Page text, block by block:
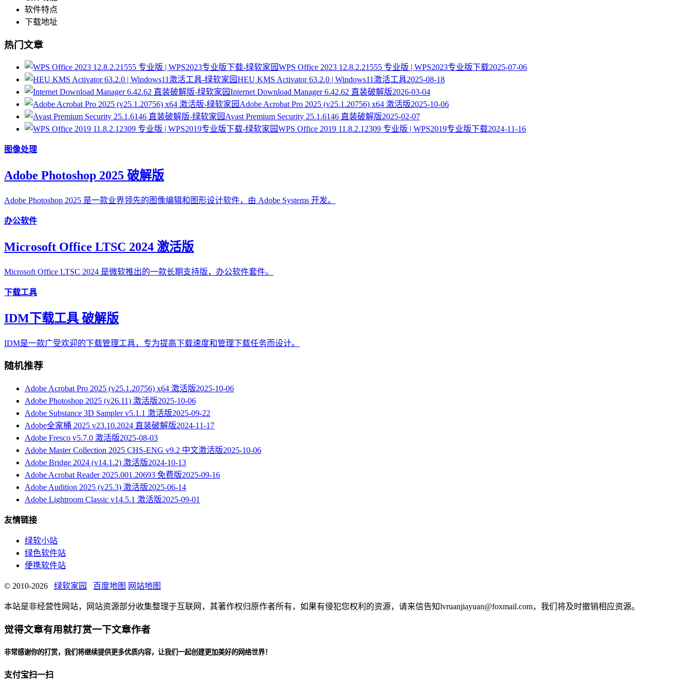
软件特点
下载地址
热门文章
WPS Office 2023 12.8.2.21555 专业版 | WPS2023专业版下载2025-07-06
HEU KMS Activator 63.2.0 | Windows11激活工具2025-08-18
Internet Download Manager 6.42.62 直装破解版2026-03-04
Adobe Acrobat Pro 2025 (v25.1.20756) x64 激活版2025-10-06
Avast Premium Security 25.1.6146 直装破解版2025-02-07
WPS Office 2019 11.8.2.12309 专业版 | WPS2019专业版下载2024-11-16
图像处理
Adobe Photoshop 2025 破解版
Adobe Photoshop 2025 是一款业界领先的图像编辑和图形设计软件，由 Adobe Systems 开发。
办公软件
Microsoft Office LTSC 2024 激活版
Microsoft Office LTSC 2024 是微软推出的一款长期支持版，办公软件套件。
下载工具
IDM下载工具 破解版
IDM是一款广受欢迎的下载管理工具，专为提高下载速度和管理下载任务而设计。
随机推荐
Adobe Acrobat Pro 2025 (v25.1.20756) x64 激活版2025-10-06
Adobe Photoshop 2025 (v26.11) 激活版2025-10-06
Adobe Substance 3D Sampler v5.1.1 激活版2025-09-22
Adobe全家桶 2025 v23.10.2024 直装破解版2024-11-17
Adobe Fresco v5.7.0 激活版2025-08-03
Adobe Master Collection 2025 CHS-ENG v9.2 中文激活版2025-10-06
Adobe Bridge 2024 (v14.1.2) 激活版2024-10-13
Adobe Acrobat Reader 2025.001.20693 免费版2025-09-16
Adobe Audition 2025 (v25.3) 激活版2025-06-14
Adobe Lightroom Classic v14.5.1 激活版2025-09-01
友情链接
绿软小站
绿色软件站
便携软件站
© 2010-2026 绿软家园 百度地图 网站地图
本站是非经营性网站，网站资源部分收集整理于互联网，其著作权归原作者所有，如果有侵犯您权利的资源，请来信告知lvruanjiayuan@foxmail.com，我们将及时撤销相应资源。
觉得文章有用就打赏一下文章作者
非常感谢你的打赏，我们将继续提供更多优质内容，让我们一起创建更加美好的网络世界！
支付宝扫一扫